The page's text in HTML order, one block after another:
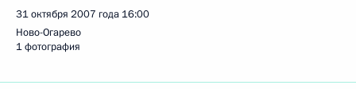
31 октября 2007 года 16:00
Ново-Огарево
1 фотография